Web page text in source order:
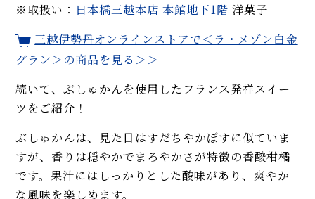
※取扱い： 日本橋三越本店 本館地下1階 洋菓子
三越伊勢丹オンラインストアで＜ラ・メゾン白金
グラン＞ の商品を見る＞＞
続いて、ぶしゅかんを使用したフランス発祥スイー
ツをご紹介！
ぶしゅかんは、見た目はすだちやかぼすに似ていま
すが、香りは穏やかでまろやかさが特徴の香酸柑橘
です。果汁にはしっかりとした酸味があり、爽やか
な風味を楽しめます。